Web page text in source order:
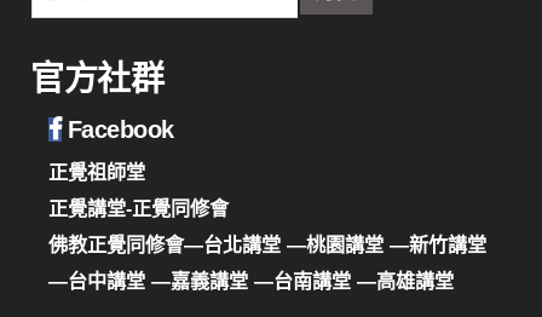
官方社群
Facebook
正覺祖師堂
正覺講堂-正覺同修會
佛教正覺同修會—台北講堂 —桃園講堂 —新竹講堂
—台中講堂 —嘉義講堂 —台南講堂 —高雄講堂